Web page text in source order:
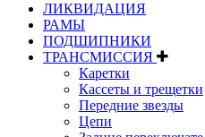
ЛИКВИДАЦИЯ
РАМЫ
ПОДШИПНИКИ
ТРАНСМИССИЯ
Каретки
Кассеты и трещетки
Передние звезды
Цепи